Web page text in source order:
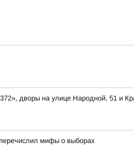
дворы на улице Народной, 51 и
перечислил мифы о выборах